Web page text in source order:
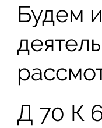
Будем
Д 70 К